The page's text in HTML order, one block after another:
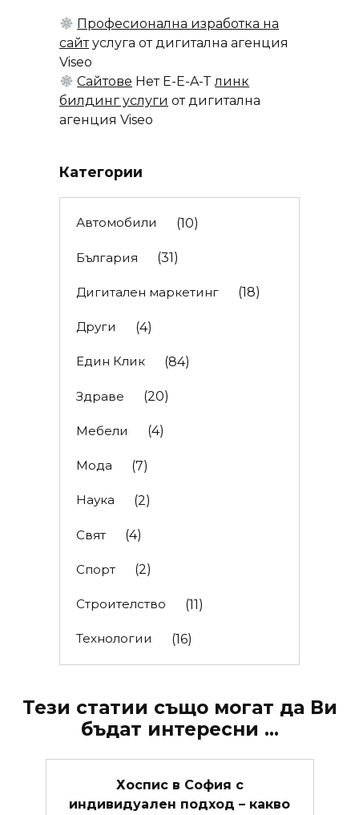
Професионална изработка на
сайтуслуга от дигитална агенция
Viseo
Сайтове Нет E-E-A-Tлинк
билдинг услуги от дигитална
агенция Viseo
Категории
Автомобили (10)
България (31)
Дигитален маркетинг (18)
Други (4)
Един Клик (84)
Здраве (20)
Мебели (4)
Мода (7)
Наука (2)
Свят (4)
Спорт (2)
Строителство (11)
Технологии (16)
Тези статии също могат да Ви
бъдат интересни ...
Хоспис в София с
индивидуален подход – какво